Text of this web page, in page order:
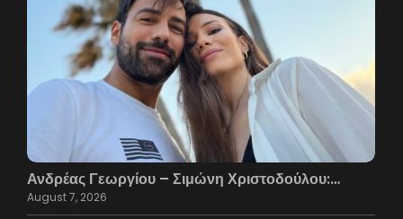
Ανδρέας Γεωργίου – Σιμώνη Χριστοδούλου:…
August 7, 2026